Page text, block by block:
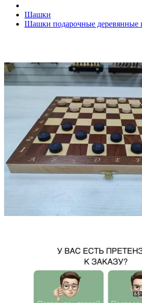
Шашки
Шашки подарочные деревянные